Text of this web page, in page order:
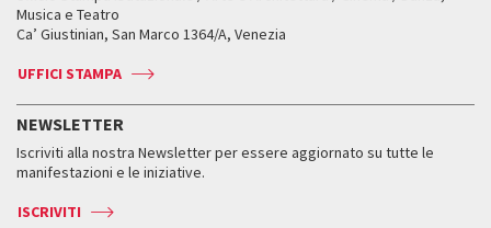
Come raggiungerci
Press
Orari e sedi
Accrediti
Come raggiungerci
Orari e sedi
Biglietti
Accrediti
Come raggiungerci
Contatti
Press
Come raggiungerci
Press
Leone d’oro alla carriera
Leone d’argento
Edizioni passate
Orari e sedi
Biglietti
Servizi al pubblico
Come raggiungerci
Biennale College ASAC
ASAC DATI
Storia
Orari e sedi
Musica e Teatro
Ca’ Giustinian, San Marco 1364/A, Venezia
UFFICI STAMPA
NEWSLETTER
Iscriviti alla nostra Newsletter per essere aggiornato su tutte le
manifestazioni e le iniziative.
ISCRIVITI